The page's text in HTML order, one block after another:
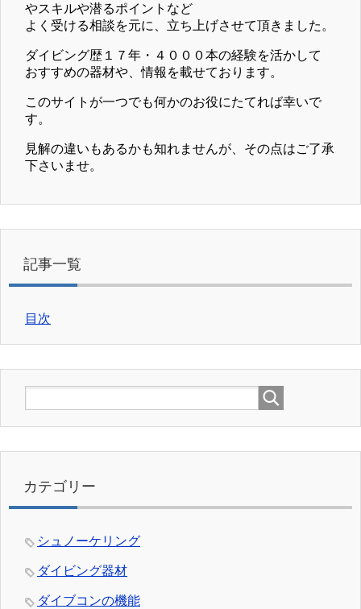
やスキルや潜るポイントなど
よく受ける相談を元に、立ち上げさせて頂きました。
ダイビング歴１７年・４０００本の経験を活かして
おすすめの器材や、情報を載せております。
このサイトが一つでも何かのお役にたてれば幸いで
す。
見解の違いもあるかも知れませんが、その点はご了承
下さいませ。
記事一覧
目次
カテゴリー
シュノーケリング
ダイビング器材
ダイブコンの機能